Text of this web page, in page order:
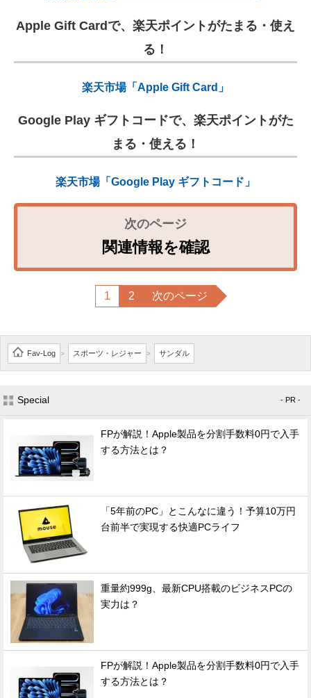
Apple Gift Cardで、楽天ポイントがたまる・使え
る！
楽天市場「Apple Gift Card」
Google Play ギフトコードで、楽天ポイントがた
まる・使える！
楽天市場「Google Play ギフトコード」
関連情報を確認
1 2 次のページ
Fav-Log > スポーツ・レジャー > サンダル
Special - PR -
FPが解説！Apple製品を分割手数料0円で入手
する方法とは？
「5年前のPC」とこんなに違う！予算10万円
台前半で実現する快適PCライフ
重量約999g、最新CPU搭載のビジネスPCの
実力は？
FPが解説！Apple製品を分割手数料0円で入手
する方法とは？